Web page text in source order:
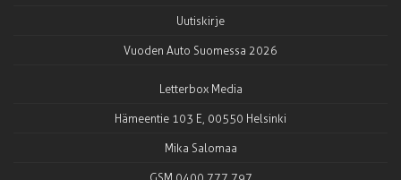
Uutiskirje
Vuoden Auto Suomessa 2026
Letterbox Media
Hämeentie 103 E, 00550 Helsinki
Mika Salomaa